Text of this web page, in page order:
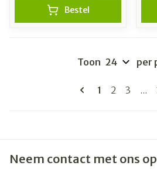
Bestel
U lees
1 Pagina
2 Pagina
3 ...
Toon per
Neem contact met ons op